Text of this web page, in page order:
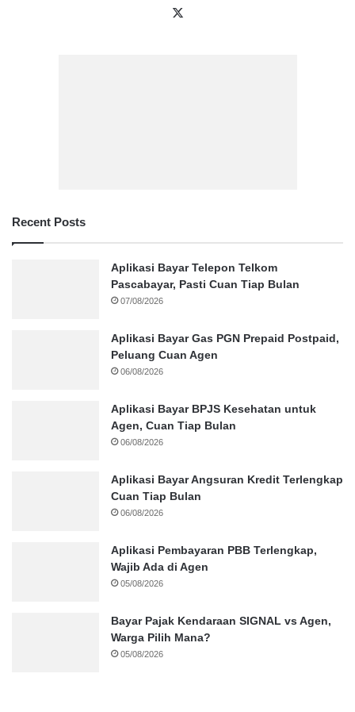
Recent Posts
Aplikasi Bayar Telepon Telkom
Pascabayar, Pasti Cuan Tiap Bulan
07/08/2026
Aplikasi Bayar Gas PGN Prepaid Postpaid,
Peluang Cuan Agen
06/08/2026
Aplikasi Bayar BPJS Kesehatan untuk
Agen, Cuan Tiap Bulan
06/08/2026
Aplikasi Bayar Angsuran Kredit Terlengkap
Cuan Tiap Bulan
06/08/2026
Aplikasi Pembayaran PBB Terlengkap,
Wajib Ada di Agen
05/08/2026
Bayar Pajak Kendaraan SIGNAL vs Agen,
Warga Pilih Mana?
05/08/2026